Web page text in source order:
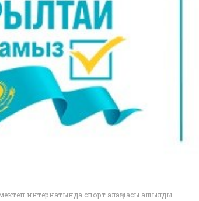
интернатында спорт алаңшасы ашылды